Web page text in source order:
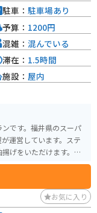
です。パワースポットが
です。福井県のスーパ
運営しています。ステ
げをいただけます。休
ークを外した訪問がオ
駐車： 駐車場あり
予算： 1200円
混雑： 混んでいる
滞在： 1.5時間
施設： 屋内
お気に入り